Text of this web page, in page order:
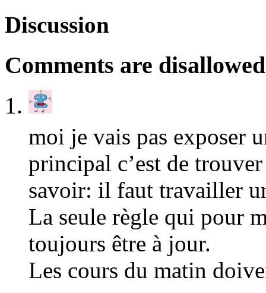
Discussion
Comments are
moi je vais pas exposer
principal c’est de
savoir: il faut travailler
La seule règle qui pour
toujours être à jour.
Les cours du matin